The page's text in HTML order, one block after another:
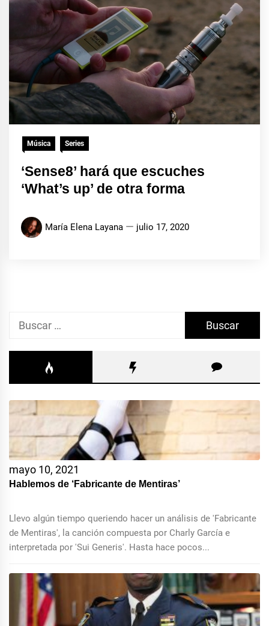
Música Series
‘Sense8’ hará que escuches
‘What’s up’ de otra forma
María Elena Layana julio 17, 2020
Buscar:
mayo 10, 2021
Hablemos de ‘Fabricante de Mentiras’
Llevo algún tiempo queriendo hacer un análisis de 'Fabricante
de Mentiras', la canción compuesta por Charly García e
interpretada por 'Sui Generis'. Hasta hace pocos...